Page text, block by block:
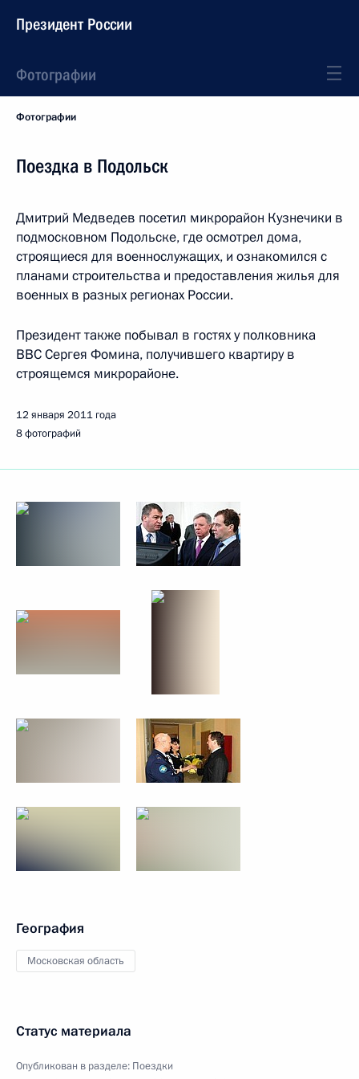
Президент России
Фотографии
Фотографии
Поездка в Подольск
Дмитрий Медведев посетил микрорайон Кузнечики в
подмосковном Подольске, где осмотрел дома,
строящиеся для военнослужащих, и ознакомился с
планами строительства и предоставления жилья для
военных в разных регионах России.
Президент также побывал в гостях у полковника
ВВС Сергея Фомина, получившего квартиру в
строящемся микрорайоне.
12 января 2011 года
8 фотографий
География
Московская область
Статус материала
Опубликован в разделе: Поездки